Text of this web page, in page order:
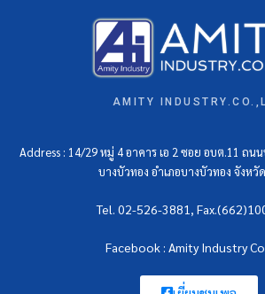
AMITY
Address : 14/29 หมู่ 4 อาคาร เอ 2 ซอย อบต.11 ถน
บางบัวทอง อำเภอบางบัวทอง จังหวั
Tel. 02-526-3881,
Facebook : Amity Industry